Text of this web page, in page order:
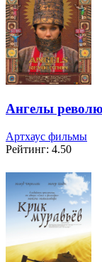
Ангелы
Артхаус фильмы
Рейтинг: 4.50